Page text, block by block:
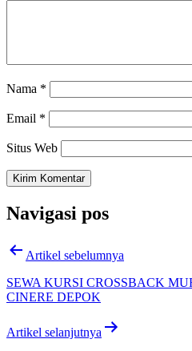
Nama *
Email *
Situs Web
Navigasi pos
Artikel sebelumnya
SEWA KURSI CROSSBACK
CINERE DEPOK
Artikel selanjutnya